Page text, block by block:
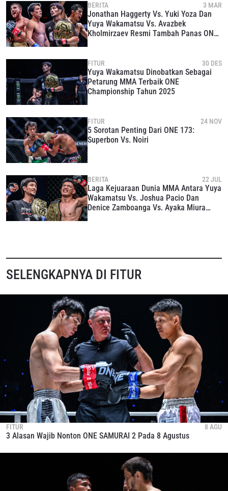
BERITA 3 MAR
Jonathan Haggerty Vs. Yuki Yoza Dan
Yuya Wakamatsu Vs. Avazbek
Kholmirzaev Resmi Tambah Panas ONE
FITUR 30 DES
Yuya Wakamatsu Dinobatkan Sebagai
Petarung MMA Terbaik ONE
Championship Tahun 2025
FITUR 24 NOV
5 Sorotan Penting Dari ONE 173:
Superbon Vs. Noiri
BERITA 22 JUL
Laga Kejuaraan Dunia MMA Antara Yuya
Wakamatsu Vs. Joshua Pacio Dan
Denice Zamboanga Vs. Ayaka Miura
SELENGKAPNYA DI FITUR
FITUR 8 AGU
3 Alasan Wajib Nonton ONE SAMURAI 2 Pada 8 Agustus